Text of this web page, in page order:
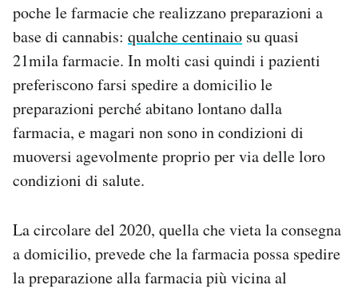
poche le farmacie che realizzano preparazioni a
base di cannabis: qualche centinaio su quasi
21mila farmacie. In molti casi quindi i pazienti
preferiscono farsi spedire a domicilio le
preparazioni perché abitano lontano dalla
farmacia, e magari non sono in condizioni di
muoversi agevolmente proprio per via delle loro
condizioni di salute.
La circolare del 2020, quella che vieta la consegna
a domicilio, prevede che la farmacia possa spedire
la preparazione alla farmacia più vicina al